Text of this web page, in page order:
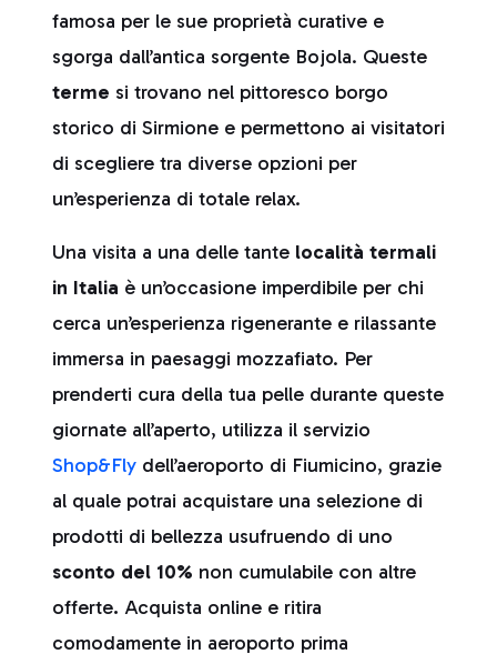
famosa per le sue proprietà curative e
sgorga dall’antica sorgente Bojola. Queste
terme si trovano nel pittoresco borgo
storico di Sirmione e permettono ai visitatori
di scegliere tra diverse opzioni per
un’esperienza di totale relax.
Una visita a una delle tante località termali
in Italia è un’occasione imperdibile per chi
cerca un’esperienza rigenerante e rilassante
immersa in paesaggi mozzafiato. Per
prenderti cura della tua pelle durante queste
giornate all’aperto, utilizza il servizio
Shop&Fly dell’aeroporto di Fiumicino, grazie
al quale potrai acquistare una selezione di
prodotti di bellezza usufruendo di uno
sconto del 10% non cumulabile con altre
offerte. Acquista online e ritira
comodamente in aeroporto prima